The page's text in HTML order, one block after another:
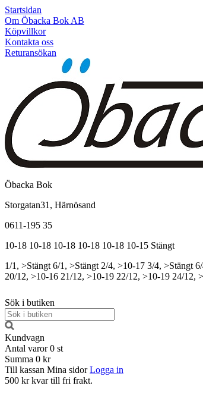
Startsidan
Om Öbacka Bok AB
Köpvillkor
Kontakta oss
Returansökan
Öbacka Bok
Storgatan31, Härnösand
0611-195 35
10-18 10-18 10-18 10-18 10-18 10-15 Stängt
1/1, >Stängt 6/1, >Stängt 2/4, >10-17 3/4, >Stängt
20/12, >10-16 21/12, >10-19 22/12, >10-19 24/12,
Sök i butiken
Kundvagn
Antal varor 0 st
Summa 0 kr
Till kassan Mina sidor Logga in
500 kr kvar till fri frakt.